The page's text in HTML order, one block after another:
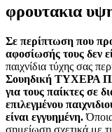
φρουτακια
Σε περίπτωση που
αφοσίωσής τους δεν
παιχνίδια τύχης σας
Σουηδική ΤΥΧΕΡΑ
για τους παίκτες σε
επιλεγμένου
είναι εγγυημένη.